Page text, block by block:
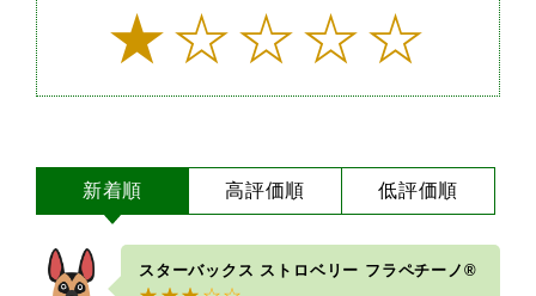
新着順 高評価順 低評価順
スターバックス ストロベリー フラペチーノ®